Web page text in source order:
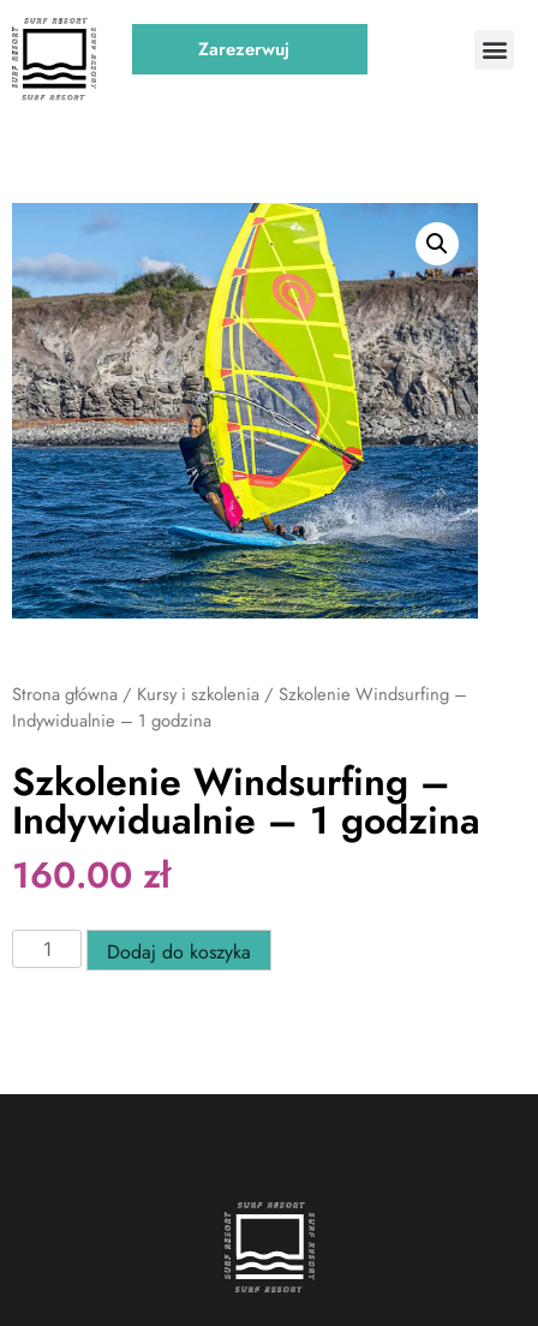
Zarezerwuj
Strona główna / Kursy i szkolenia / Szkolenie Windsurfing –
Indywidualnie – 1 godzina
Szkolenie Windsurfing –
Indywidualnie – 1 godzina
160.00 zł
Dodaj do koszyka